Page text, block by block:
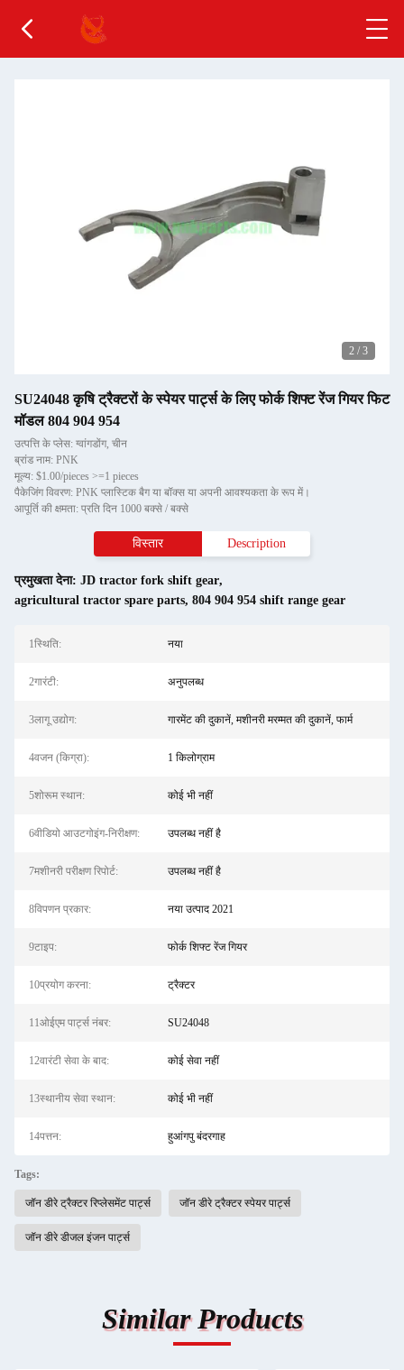
2 / 3
SU24048 कृषि ट्रैक्टरों के स्पेयर पार्ट्स के लिए फोर्क शिफ्ट रेंज गियर फिट
मॉडल 804 904 954
उत्पत्ति के प्लेस: ग्वांगडोंग, चीन
ब्रांड नाम: PNK
मूल्य: $1.00/pieces >=1 pieces
पैकेजिंग विवरण: PNK प्लास्टिक बैग या बॉक्स या अपनी आवश्यकता के रूप में।
आपूर्ति की क्षमता: प्रति दिन 1000 बक्से / बक्से
विस्तार Description
प्रमुखता देना: JD tractor fork shift gear,
agricultural tractor spare parts, 804 904 954 shift range gear
1स्थि‍ति: नया
2गारंटी: अनुपलब्ध
3लागू उद्योग: गारमेंट की दुकानें, मशीनरी मरम्मत की दुकानें, फार्म
4वजन (किग्रा): 1 किलोग्राम
5शोरूम स्थान: कोई भी नहीं
6वीडियो आउटगोइंग-निरीक्षण: उपलब्ध नहीं है
7मशीनरी परीक्षण रिपोर्ट: उपलब्ध नहीं है
8विपणन प्रकार: नया उत्पाद 2021
9टाइप: फोर्क शिफ्ट रेंज गियर
10प्रयोग करना: ट्रैक्टर
11ओईएम पार्ट्स नंबर: SU24048
12वारंटी सेवा के बाद: कोई सेवा नहीं
13स्थानीय सेवा स्थान: कोई भी नहीं
14पत्तन: हुआंगपु बंदरगाह
Tags:
जॉन डीरे ट्रैक्टर रिप्लेसमेंट पार्ट्स जॉन डीरे ट्रैक्टर स्पेयर पार्ट्स
जॉन डीरे डीजल इंजन पार्ट्स
Similar Products